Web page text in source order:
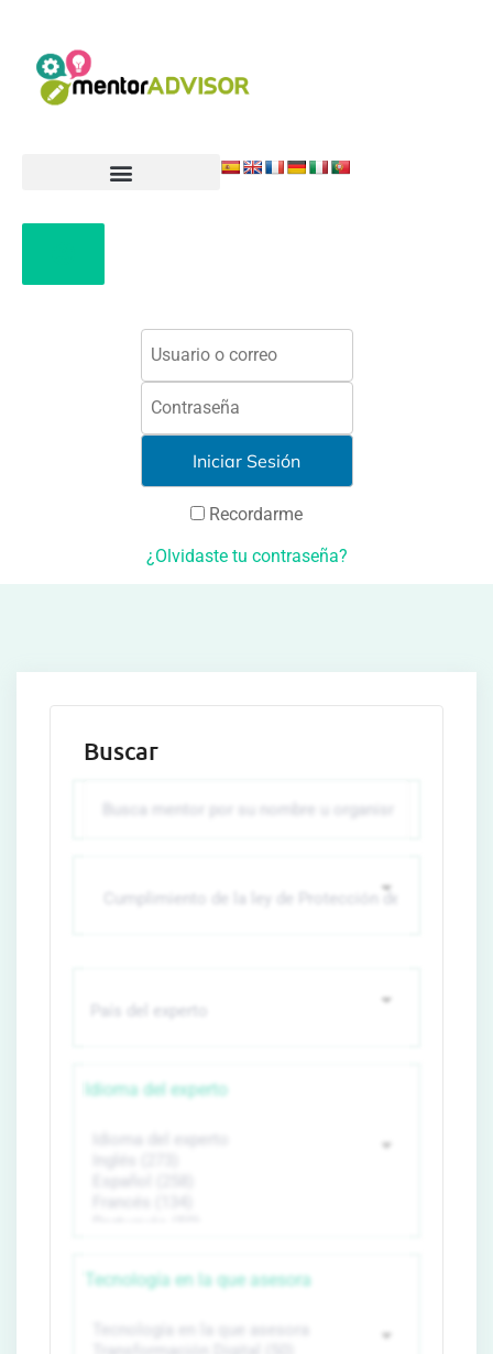
Recordarme
¿Olvidaste tu contraseña?
Buscar
Idioma del experto
Tecnología en la que asesora